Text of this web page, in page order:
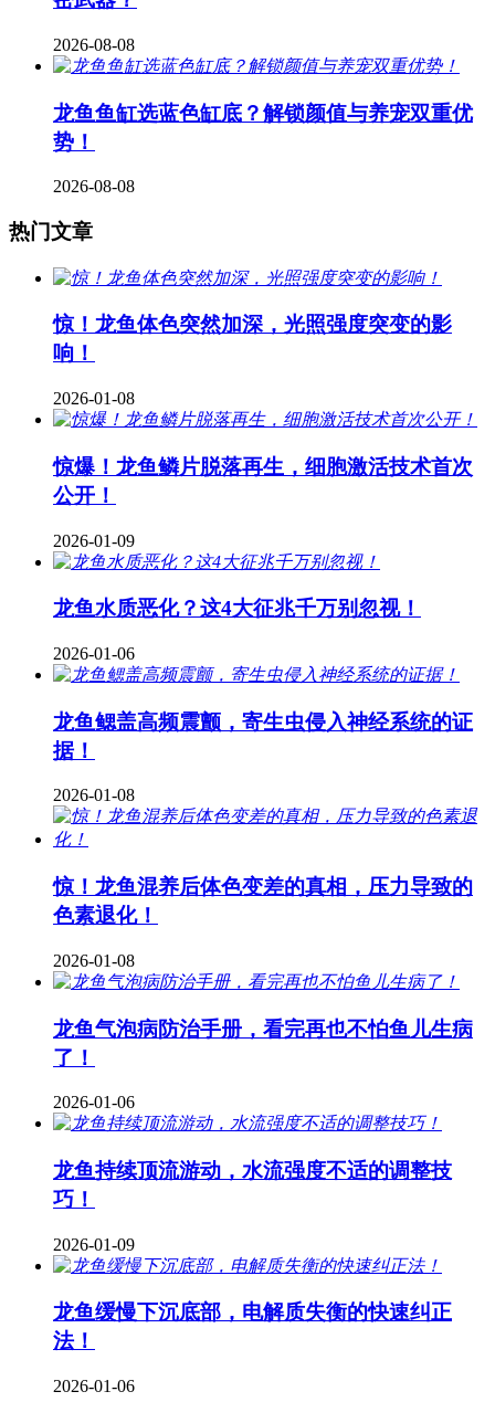
2026-08-08
龙鱼鱼缸选蓝色缸底？解锁颜值与养宠双重优
势！
2026-08-08
热门文章
惊！龙鱼体色突然加深，光照强度突变的影
响！
2026-01-08
惊爆！龙鱼鳞片脱落再生，细胞激活技术首次
公开！
2026-01-09
龙鱼水质恶化？这4大征兆千万别忽视！
2026-01-06
龙鱼鳃盖高频震颤，寄生虫侵入神经系统的证
据！
2026-01-08
惊！龙鱼混养后体色变差的真相，压力导致的
色素退化！
2026-01-08
龙鱼气泡病防治手册，看完再也不怕鱼儿生病
了！
2026-01-06
龙鱼持续顶流游动，水流强度不适的调整技
巧！
2026-01-09
龙鱼缓慢下沉底部，电解质失衡的快速纠正
法！
2026-01-06